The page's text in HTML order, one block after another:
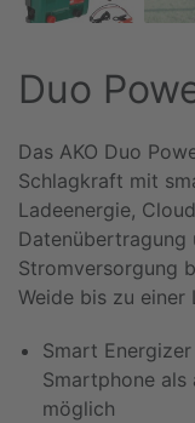
Duo
Das AKO Duo
Schlagkraft mit
Ladeenergie,
Stromversorgung
Weide bis zu einer
Smart
Smartphone
möglich